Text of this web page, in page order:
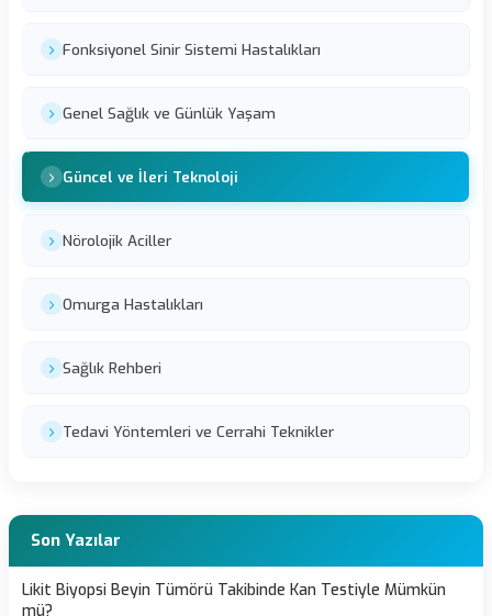
Fonksiyonel Sinir Sistemi Hastalıkları
Genel Sağlık ve Günlük Yaşam
Güncel ve İleri Teknoloji
Nörolojik Aciller
Omurga Hastalıkları
Sağlık Rehberi
Tedavi Yöntemleri ve Cerrahi Teknikler
Son Yazılar
Likit Biyopsi Beyin Tümörü Takibinde Kan Testiyle Mümkün
mü?